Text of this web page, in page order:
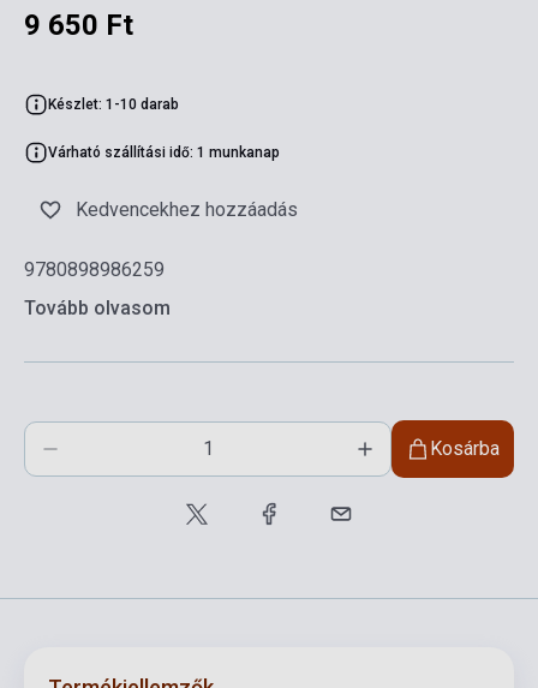
9 650 Ft
Készlet: 1-10 darab
Várható szállítási idő: 1 munkanap
Kedvencekhez hozzáadás
9780898986259
Tovább olvasom
Kosárba